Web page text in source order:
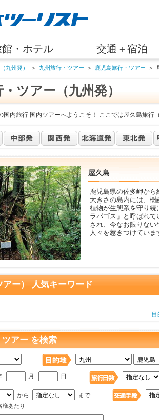
・ホテル 交通＋宿泊
九州発） ＞ 九州旅行・ツアー ＞ 鹿児島旅行・ツアー ＞
ツアー（九州発）
国内旅行 国内ツアーへようこそ！ ここでは屋久島旅行
屋久島
鹿児島県の佐多岬か
大きさの島内には、
植物が生態系を守り
ラパゴス」と呼ばれ
され、今なお限りな
人々を惹きつけていま
アー） 人気キーワード
アー を検索
月 日
から まで
あたり